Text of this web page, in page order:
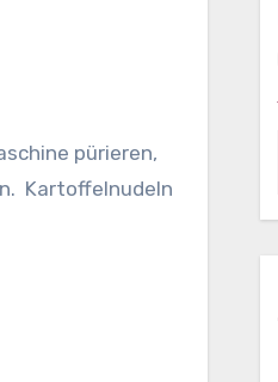
pürieren,
Kartoffelnudeln